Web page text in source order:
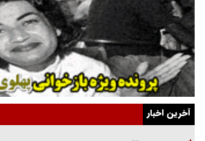
همه آقای دوربینی شده‌ایم!
قصه ناتمام سرویس مدارس
آیا مقاومت فلسطین خلع‌سلاح می‌شود؟
الگوی وحدت‌آفرین در ادراک سیاست خارجی
گفتگوی دکتر اخوان مدیرمسئول روزنامه جوان با
آخرین اخبار